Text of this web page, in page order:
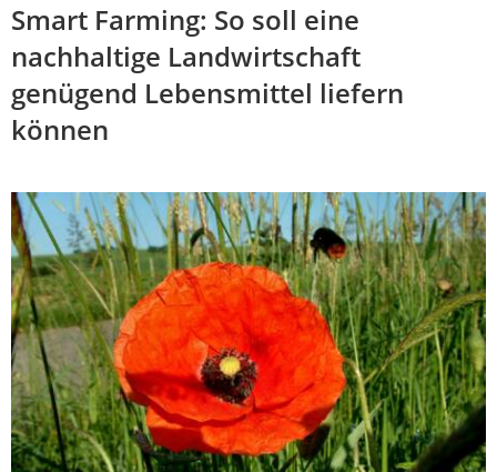
Smart Farming: So soll eine
nachhaltige Landwirtschaft
genügend Lebensmittel liefern
können